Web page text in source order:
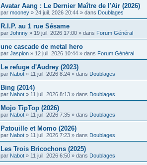
Avatar Aang : Le Dernier Maître de l'Air (2026)
par mooney » 24 juil. 2026 20:44 » dans Doublages
R.I.P. au 1 rue Sésame
par Johnny » 19 juil. 2026 17:00 » dans Forum Général
une cascade de metal hero
par Jaspion » 12 juil. 2026 10:44 » dans Forum Général
Le refuge d'Audrey (2023)
par Nabot » 11 juil. 2026 8:24 » dans Doublages
Bing (2014)
par Nabot » 11 juil. 2026 8:13 » dans Doublages
Mojo TipTop (2026)
par Nabot » 11 juil. 2026 7:35 » dans Doublages
Patouille et Momo (2026)
par Nabot » 11 juil. 2026 7:23 » dans Doublages
Les Trois Bricochons (2025)
par Nabot » 11 juil. 2026 6:50 » dans Doublages